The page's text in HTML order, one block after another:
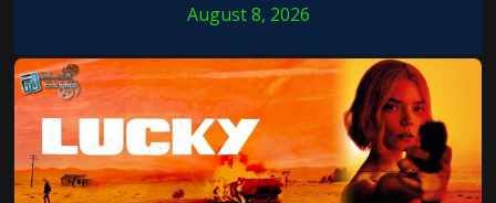
August 8, 2026